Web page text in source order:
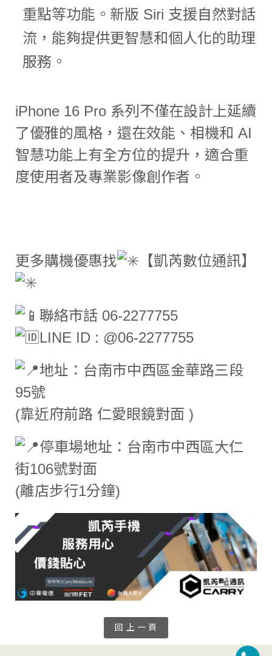
重點等功能。新版 Siri 支援自然對話
流，能夠提供更智慧和個人化的助理
服務。
iPhone 16 Pro 系列不僅在設計上延續
了優雅的風格，還在效能、相機和 AI
智慧功能上有全方位的提升，適合重
度使用者及專業影像創作者。
更多購機優惠找 【凱芮數位通訊】
聯絡市話 06-2277755
LINE ID : @06-2277755
地址：台南市中西區金華路三段
95號
(靠近府前路 仁愛眼鏡對面 )
停車場地址：台南市中西區大仁
街106號對面
(離店步行1分鐘)
回 上 一 頁